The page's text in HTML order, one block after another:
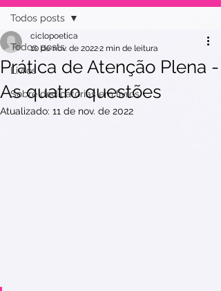
Todos posts
Livros
Sobre dedicatórias em livros
Todos posts
Prática de Atenção Plena -
As quatro questões
ciclopoetica
10 de nov. de 20222 min de leitura
Atualizado: 11 de nov. de 2022